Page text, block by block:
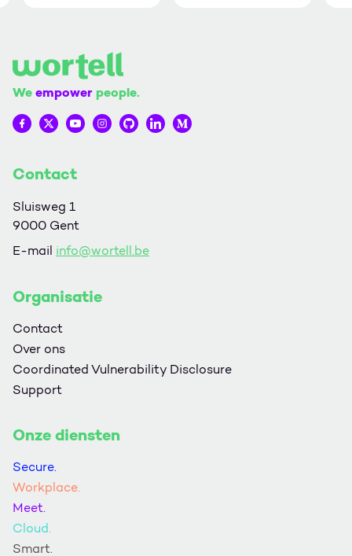
Weempower people.
Wortell op Facebook
Wortell op Twitter
Wortell op YouTube
Wortell op Instagram
Wortell op Github
Wortell op LinkedIn
Wortell op Medium
Contact
Sluisweg 1
9000 Gent
E-mail info@wortell.be
Organisatie
Contact
Over ons
Coordinated Vulnerability Disclosure
Support
Onze diensten
Secure.
Workplace.
Meet.
Cloud.
Smart.